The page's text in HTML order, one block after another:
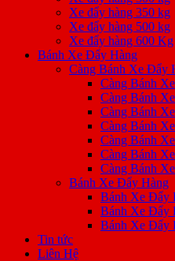
Xe đẩy hàng 350 kg
Xe đẩy hàng 500 kg
Xe đẩy hàng 600 Kg
Bánh Xe Đẩy Hàng
Càng Bánh Xe Đẩy
Càng Bánh
Càng Bánh
Càng Bánh
Càng Bánh
Càng Bánh
Càng Bánh
Càng Bánh
Bánh Xe Đẩy Hàng
Bánh Xe Đẩy
Bánh Xe Đẩy
Bánh Xe Đẩy
Tin tức
Liên Hệ